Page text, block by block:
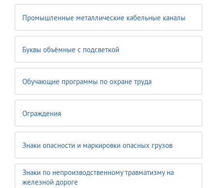
Промышленные металлические кабельные каналы
Буквы объёмные с подсветкой
Обучающие программы по охране труда
Ограждения
Знаки опасности и маркировки опасных грузов
Знаки по непроизводственному травматизму на
железной дороге